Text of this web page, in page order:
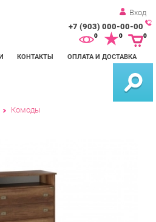
Вход
+7 (903) 000-00-00
КОНТАКТЫ ОПЛАТА И ДОСТАВКА
0 0
Комоды